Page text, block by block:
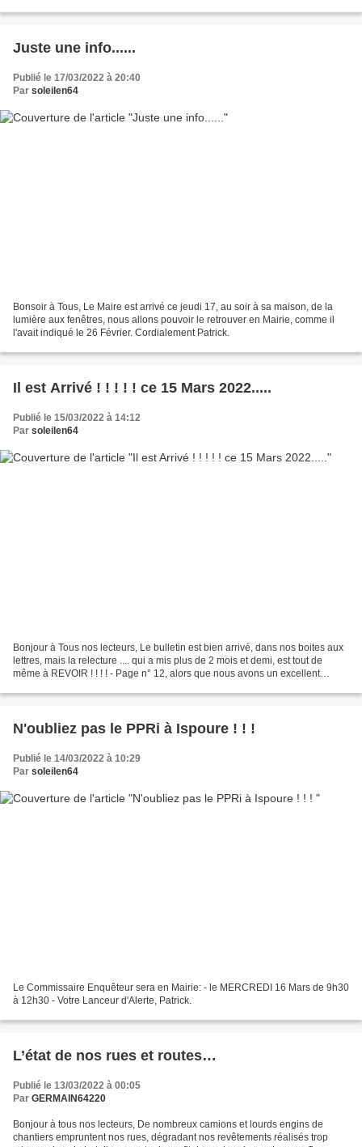
Juste une info......
Publié le 17/03/2022 à 20:40
Par soleilen64
Bonsoir à Tous, Le Maire est arrivé ce jeudi 17, au soir à sa maison, de la
lumière aux fenêtres, nous allons pouvoir le retrouver en Mairie, comme il
l'avait indiqué le 26 Février. Cordialement Patrick.
Il est Arrivé ! ! ! ! ! ce 15 Mars 2022.....
Publié le 15/03/2022 à 14:12
Par soleilen64
Bonjour à Tous nos lecteurs, Le bulletin est bien arrivé, dans nos boites aux
lettres, mais la relecture .... qui a mis plus de 2 mois et demi, est tout de
même à REVOIR ! ! ! ! - Page n° 12, alors que nous avons un excellent
N'oubliez pas le PPRi à Ispoure ! ! !
Publié le 14/03/2022 à 10:29
Par soleilen64
Le Commissaire Enquêteur sera en Mairie: - le MERCREDI 16 Mars de 9h30
à 12h30 - Votre Lanceur d'Alerte, Patrick.
L’état de nos rues et routes…
Publié le 13/03/2022 à 00:05
Par GERMAIN64220
Bonjour à tous nos lecteurs, De nombreux camions et lourds engins de
chantiers empruntent nos rues, dégradant nos revêtements réalisés trop